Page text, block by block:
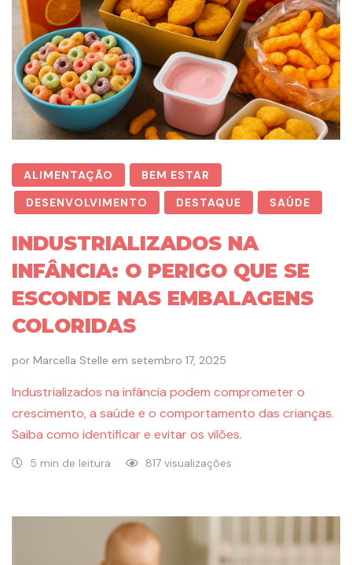
ALIMENTAÇÃO
BEM ESTAR
DESENVOLVIMENTO
DESTAQUE SAÚDE
INDUSTRIALIZADOS NA
INFÂNCIA: O PERIGO QUE SE
ESCONDE NAS EMBALAGENS
COLORIDAS
por Marcella Stelle em setembro 17, 2025
Industrializados na infância podem comprometer o
crescimento, a saúde e o comportamento das crianças.
Saiba como identificar e evitar os vilões.
5 min de leitura 817 visualizações